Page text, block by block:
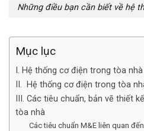
Những điều bạn cần biết về hệ
Mục lục
I. Hệ thống cơ điện trong tòa nhà
II. Hệ thống cơ điện trong tòa
III. Các tiêu chuẩn, bản vẽ thiết
tòa nhà
Các tiêu chuẩn M&E liên quan